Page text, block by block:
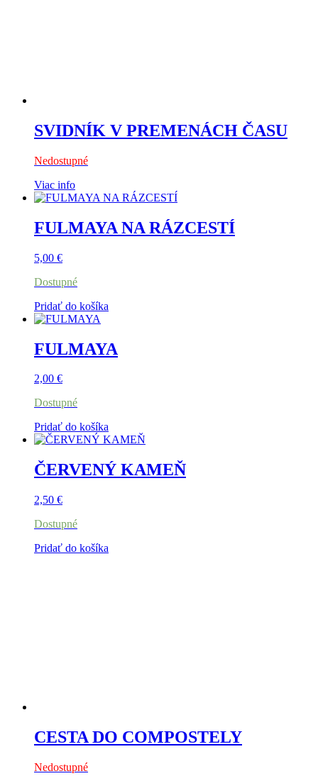
SVIDNÍK V PREMENÁCH ČASU
Nedostupné
Viac info
FULMAYA NA RÁZCESTÍ
5,00 €
Dostupné
Pridať do košíka
FULMAYA
2,00 €
Dostupné
Pridať do košíka
ČERVENÝ KAMEŇ
2,50 €
Dostupné
Pridať do košíka
CESTA DO COMPOSTELY
Nedostupné